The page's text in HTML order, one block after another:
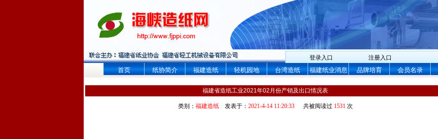
登录入口 注册入口
首页
纸协简介 福建造纸 轻机园地 台湾造纸 福建纸业消息 品牌培育 会员名录
福建省造纸工业2021年02月份产销及出口情况表
类别： 福建造纸发表于： 2021-4-14 11:20:33 共被阅读过 1531次